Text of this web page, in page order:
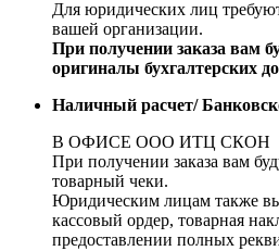
Для юридических лиц
вашей организации.
При получении заказа вам
оригиналы бухгалтерских
Наличный расчет/
В ОФИСЕ ООО ИТЦ СКОН
При получении заказа вам
товарный чеки.
Юридическим лицам также
кассовый ордер, товарная
предоставлении полных